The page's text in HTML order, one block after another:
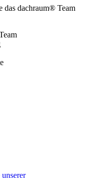
das dachraum® Team